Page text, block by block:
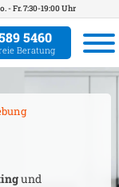
- Fr. 7:30-19:00 Uhr
5460
Beratung
und